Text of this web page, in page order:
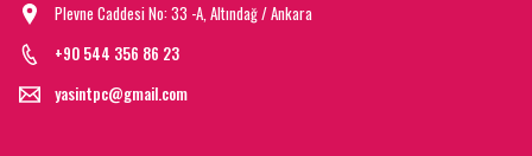
Plevne Caddesi No: 33 -A, Altındağ / Ankara
+90 544 356 86 23
yasintpc@gmail.com